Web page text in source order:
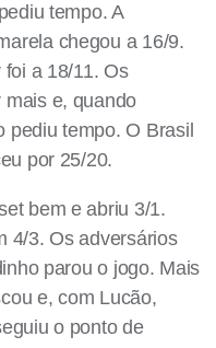
tempo. A
chegou a 16/9.
a 18/11. Os
e, quando
pediu tempo. O Brasil
por 25/20.
bem e abriu 3/1.
4/3. Os adversários
parou o jogo. Mais
e, com Lucão,
o ponto de